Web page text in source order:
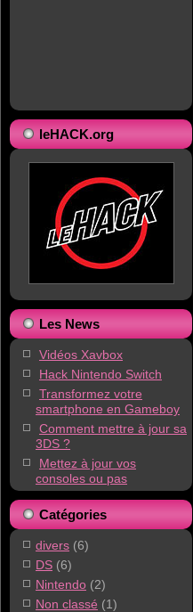
leHACK.org
Les News
Vidéos Xavbox
Hack Nintendo Switch
Transformez votre
smartphone en Gameboy
Comment mettre à jour sa
3DS ?
Mettez à jour vos
consoles ou pas
Catégories
divers (6)
DS (6)
Nintendo (2)
Non classé (1)